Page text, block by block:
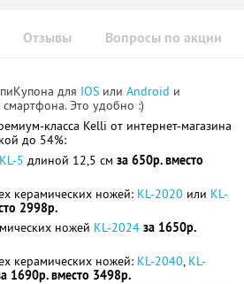
Отзывы Вопросы по акции
для IOS или Android и
Это удобно :)
класса Kelli от интернет-магазина
до 54%:
KL-5 длиной 12,5 см за 650р. вместо
керамических ножей: KL-2020 или KL-
2998р.
ножей KL-2024 за 1650р.
керамических ножей: KL-2040, KL-
1690р. вместо 3498р.